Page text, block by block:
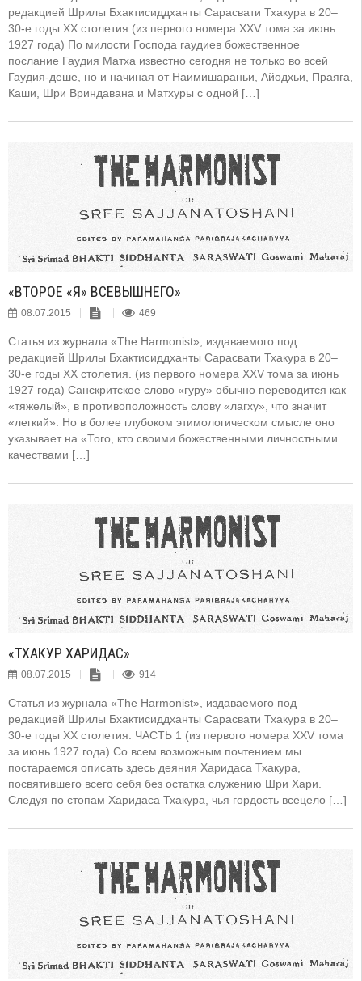
редакцией Шрилы Бхактисиддханты Сарасвати Тхакура в 20–
30-е годы XX столетия (из первого номера XXV тома за июнь
1927 года) По милости Господа гаудиев божественное
послание Гаудия Матха известно сегодня не только во всей
Гаудия-деше, но и начиная от Наимишараньи, Айодхьи, Праяга,
Каши, Шри Вриндавана и Матхуры с одной […]
«ВТОРОЕ «Я» ВСЕВЫШНЕГО»
08.07.2015 469
Статья из журнала «The Harmonist», издаваемого под
редакцией Шрилы Бхактисиддханты Сарасвати Тхакура в 20–
30-е годы XX столетия. (из первого номера XXV тома за июнь
1927 года) Санскритское слово «гуру» обычно переводится как
«тяжелый», в противоположность слову «лагху», что значит
«легкий». Но в более глубоком этимологическом смысле оно
указывает на «Того, кто своими божественными личностными
качествами […]
«ТХАКУР ХАРИДАС»
08.07.2015 914
Статья из журнала «The Harmonist», издаваемого под
редакцией Шрилы Бхактисиддханты Сарасвати Тхакура в 20–
30-е годы XX столетия. ЧАСТЬ 1 (из первого номера XXV тома
за июнь 1927 года) Со всем возможным почтением мы
постараемся описать здесь деяния Харидаса Тхакура,
посвятившего всего себя без остатка служению Шри Хари.
Следуя по стопам Харидаса Тхакура, чья гордость всецело […]